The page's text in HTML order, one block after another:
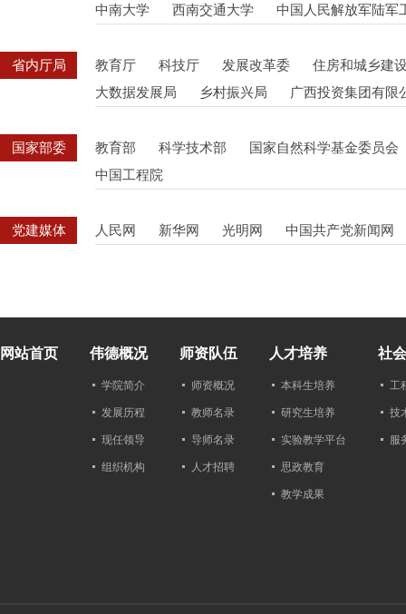
中南大学
西南交通大学 中国人民解放军陆军
省内厅局 教育厅 科技厅 发展改革委
住房和城乡建
大数据发展局
乡村振兴局 广西投资集团有限
国家部委 教育部 科学技术部
国家自然科学基金委员会
中国工程院
党建媒体 人民网 新华网 光明网 中国共产党新闻网
网站首页 伟德概况
学院简介
发展历程
现任领导
组织机构
师资队伍
师资概况
教师名录
导师名录
人才招聘
人才培养
本科生培养
研究生培养
实验教学平台
思政教育
教学成果
社
工
技
服